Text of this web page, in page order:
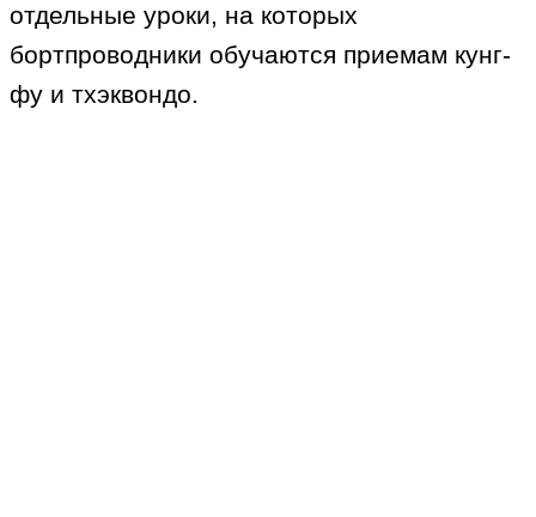
отдельные уроки, на которых
бортпроводники обучаются приемам кунг-
фу и тхэквондо.